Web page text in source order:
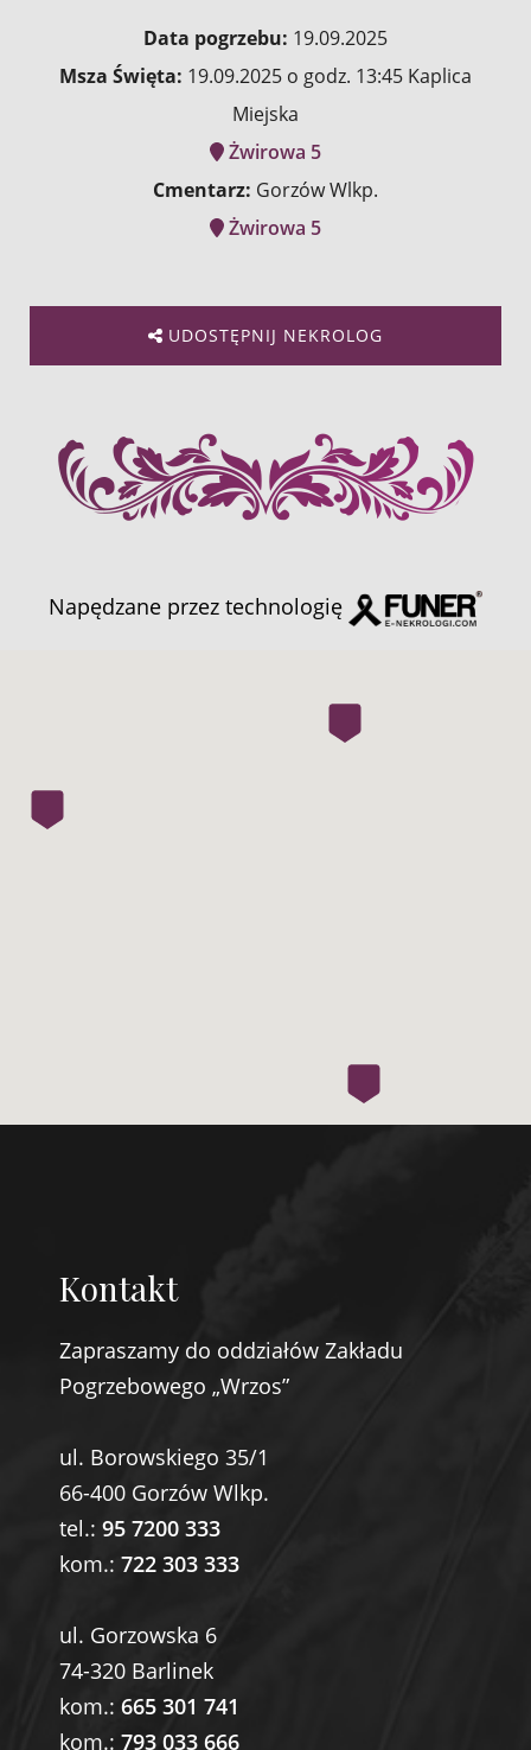
Data pogrzebu: 19.09.2025
Msza Święta: 19.09.2025 o godz. 13:45 Kaplica
Miejska
Żwirowa 5
Cmentarz: Gorzów Wlkp.
Żwirowa 5
UDOSTĘPNIJ NEKROLOG
Napędzane przez technologię
Kontakt
Zapraszamy do oddziałów Zakładu
Pogrzebowego „Wrzos”
ul. Borowskiego 35/1
66-400 Gorzów Wlkp.
tel.: 95 7200 333
kom.: 722 303 333
ul. Gorzowska 6
74-320 Barlinek
kom.: 665 301 741
kom.: 793 033 666